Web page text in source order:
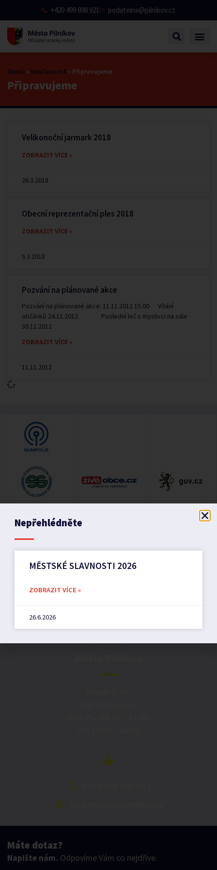
+420 499 898 921 podatelna@pilnikov.cz
Připravujeme
Domů » Současnost » Připravujeme
Velikonoční jarmark 2018
ZOBRAZIT VÍCE »
26.3.2018
Obecní reprezentační ples 2018
ZOBRAZIT VÍCE »
5.3.2018
Pozvání na plánované akce
Pozvání na plánované akce: 11.11.2012 15.00 Vítání
občánků 24.11.2012 Poslední leč s myslivci na sále
30.11.2012
ZOBRAZIT VÍCE »
11.11.2012
Máte dotaz?
Napište nám. Odpovíme Vám co nejdříve.
Nepřehlédněte
MĚSTSKÉ SLAVNOSTI 2026
ZOBRAZIT VÍCE »
26.6.2026